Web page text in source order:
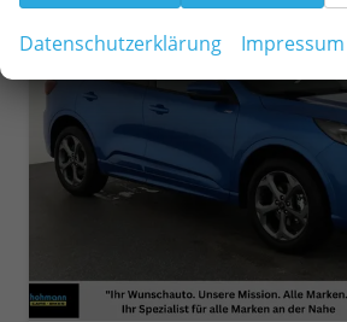
Datenschutzerklärung Impressum